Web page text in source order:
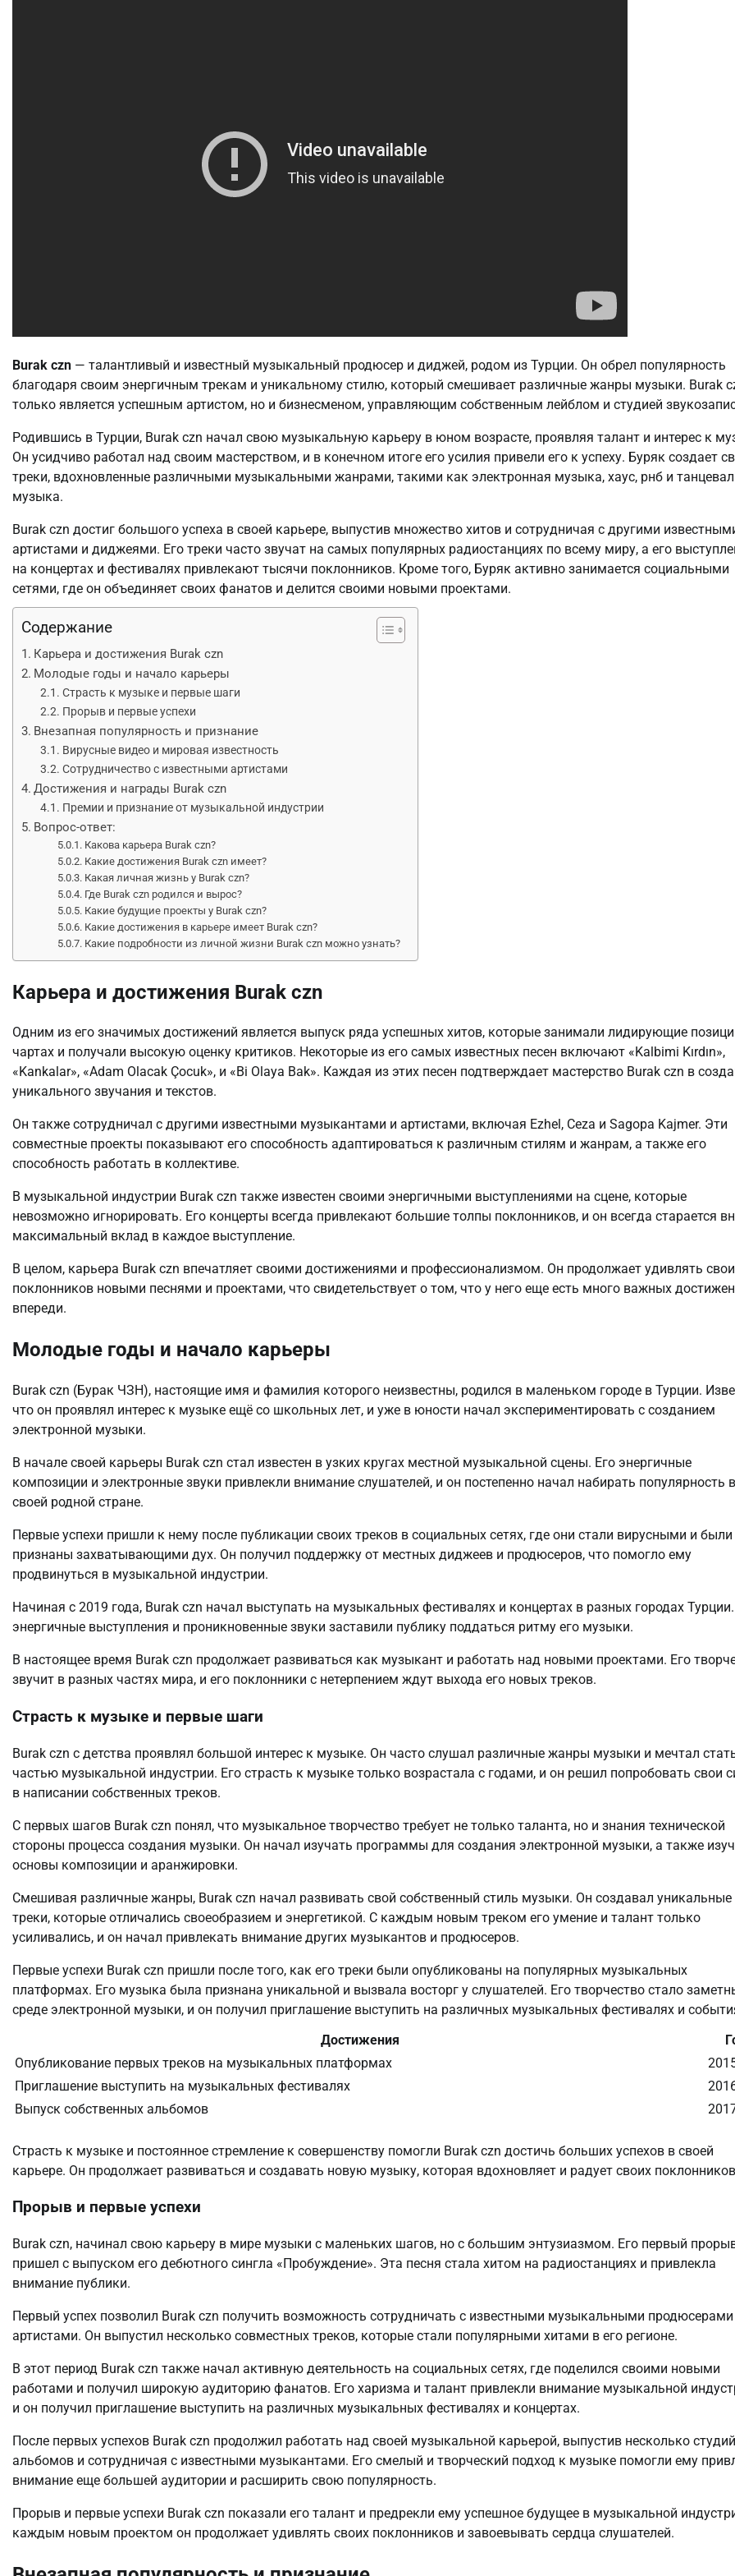
Burak czn — талантливый и известный музыкальный продюсер и диджей, родом из Турции. Он обрел популярность
благодаря своим энергичным трекам и уникальному стилю, который смешивает различные жанры музыки. Burak
только является успешным артистом, но и бизнесменом, управляющим собственным лейблом и студией
Родившись в Турции, Burak czn начал свою музыкальную карьеру в юном возрасте, проявляя талант и интерес к
Он усидчиво работал над своим мастерством, и в конечном итоге его усилия привели его к успеху. Буряк создает
треки, вдохновленные различными музыкальными жанрами, такими как электронная музыка, хаус, рнб и
музыка.
Burak czn достиг большого успеха в своей карьере, выпустив множество хитов и сотрудничая с другими
артистами и диджеями. Его треки часто звучат на самых популярных радиостанциях по всему миру, а его
на концертах и фестивалях привлекают тысячи поклонников. Кроме того, Буряк активно занимается социальными
сетями, где он объединяет своих фанатов и делится своими новыми проектами.
Содержание
Карьера и достижения Burak czn
Молодые годы и начало карьеры
Страсть к музыке и первые шаги
Прорыв и первые успехи
Внезапная популярность и признание
Вирусные видео и мировая известность
Сотрудничество с известными артистами
Достижения и награды Burak czn
Премии и признание от музыкальной индустрии
Вопрос-ответ:
Какова карьера Burak czn?
Какие достижения Burak czn имеет?
Какая личная жизнь у Burak czn?
Где Burak czn родился и вырос?
Какие будущие проекты у Burak czn?
Какие достижения в карьере имеет Burak czn?
Какие подробности из личной жизни Burak czn можно узнать?
Карьера и достижения Burak czn
Одним из его значимых достижений является выпуск ряда успешных хитов, которые занимали лидирующие
чартах и получали высокую оценку критиков. Некоторые из его самых известных песен включают «Kalbimi Kırdın»,
«Kankalar», «Adam Olacak Çocuk», и «Bi Olaya Bak». Каждая из этих песен подтверждает мастерство Burak czn в
уникального звучания и текстов.
Он также сотрудничал с другими известными музыкантами и артистами, включая Ezhel, Ceza и Sagopa Kajmer. Эти
совместные проекты показывают его способность адаптироваться к различным стилям и жанрам, а также его
способность работать в коллективе.
В музыкальной индустрии Burak czn также известен своими энергичными выступлениями на сцене, которые
невозможно игнорировать. Его концерты всегда привлекают большие толпы поклонников, и он всегда старается
максимальный вклад в каждое выступление.
В целом, карьера Burak czn впечатляет своими достижениями и профессионализмом. Он продолжает удивлять
поклонников новыми песнями и проектами, что свидетельствует о том, что у него еще есть много важных
впереди.
Молодые годы и начало карьеры
Burak czn (Бурак ЧЗН), настоящие имя и фамилия которого неизвестны, родился в маленьком городе в Турции.
что он проявлял интерес к музыке ещё со школьных лет, и уже в юности начал экспериментировать с созданием
электронной музыки.
В начале своей карьеры Burak czn стал известен в узких кругах местной музыкальной сцены. Его энергичные
композиции и электронные звуки привлекли внимание слушателей, и он постепенно начал набирать популярность в
своей родной стране.
Первые успехи пришли к нему после публикации своих треков в социальных сетях, где они стали вирусными и были
признаны захватывающими дух. Он получил поддержку от местных диджеев и продюсеров, что помогло ему
продвинуться в музыкальной индустрии.
Начиная с 2019 года, Burak czn начал выступать на музыкальных фестивалях и концертах в разных городах
энергичные выступления и проникновенные звуки заставили публику поддаться ритму его музыки.
В настоящее время Burak czn продолжает развиваться как музыкант и работать над новыми проектами. Его
звучит в разных частях мира, и его поклонники с нетерпением ждут выхода его новых треков.
Страсть к музыке и первые шаги
Burak czn с детства проявлял большой интерес к музыке. Он часто слушал различные жанры музыки и мечтал
частью музыкальной индустрии. Его страсть к музыке только возрастала с годами, и он решил попробовать свои
в написании собственных треков.
С первых шагов Burak czn понял, что музыкальное творчество требует не только таланта, но и знания технической
стороны процесса создания музыки. Он начал изучать программы для создания электронной музыки, а также
основы композиции и аранжировки.
Смешивая различные жанры, Burak czn начал развивать свой собственный стиль музыки. Он создавал уникальные
треки, которые отличались своеобразием и энергетикой. С каждым новым треком его умение и талант только
усиливались, и он начал привлекать внимание других музыкантов и продюсеров.
Первые успехи Burak czn пришли после того, как его треки были опубликованы на популярных музыкальных
платформах. Его музыка была признана уникальной и вызвала восторг у слушателей. Его творчество стало
среде электронной музыки, и он получил приглашение выступить на различных музыкальных фестивалях и
Достижения
Опубликование первых треков на музыкальных платформах
Приглашение выступить на музыкальных фестивалях
Выпуск собственных альбомов
Страсть к музыке и постоянное стремление к совершенству помогли Burak czn достичь больших успехов в своей
карьере. Он продолжает развиваться и создавать новую музыку, которая вдохновляет и радует своих
Прорыв и первые успехи
Burak czn, начинал свою карьеру в мире музыки с маленьких шагов, но с большим энтузиазмом. Его первый
пришел с выпуском его дебютного сингла «Пробуждение». Эта песня стала хитом на радиостанциях и привлекла
внимание публики.
Первый успех позволил Burak czn получить возможность сотрудничать с известными музыкальными продюсерами
артистами. Он выпустил несколько совместных треков, которые стали популярными хитами в его регионе.
В этот период Burak czn также начал активную деятельность на социальных сетях, где поделился своими новыми
работами и получил широкую аудиторию фанатов. Его харизма и талант привлекли внимание музыкальной
и он получил приглашение выступить на различных музыкальных фестивалях и концертах.
После первых успехов Burak czn продолжил работать над своей музыкальной карьерой, выпустив несколько
альбомов и сотрудничая с известными музыкантами. Его смелый и творческий подход к музыке помогли ему
внимание еще большей аудитории и расширить свою популярность.
Прорыв и первые успехи Burak czn показали его талант и предрекли ему успешное будущее в музыкальной
каждым новым проектом он продолжает удивлять своих поклонников и завоевывать сердца слушателей.